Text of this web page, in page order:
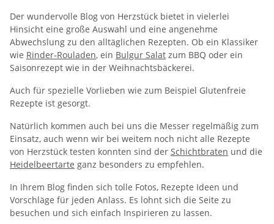
Der wundervolle Blog von Herzstück bietet in vielerlei
Hinsicht eine große Auswahl und eine angenehme
Abwechslung zu den alltäglichen Rezepten. Ob ein Klassiker
wie Rinder-Rouladen, ein Bulgur Salat zum BBQ oder ein
Saisonrezept wie in der Weihnachtsbäckerei.
Auch für spezielle Vorlieben wie zum Beispiel Glutenfreie
Rezepte ist gesorgt.
Natürlich kommen auch bei uns die Messer regelmäßig zum
Einsatz, auch wenn wir bei weitem noch nicht alle Rezepte
von Herzstück testen konnten sind der Schichtbraten und die
Heidelbeertarte ganz besonders zu empfehlen.
In Ihrem Blog finden sich tolle Fotos, Rezepte Ideen und
Vorschläge für jeden Anlass. Es lohnt sich die Seite zu
besuchen und sich einfach Inspirieren zu lassen.